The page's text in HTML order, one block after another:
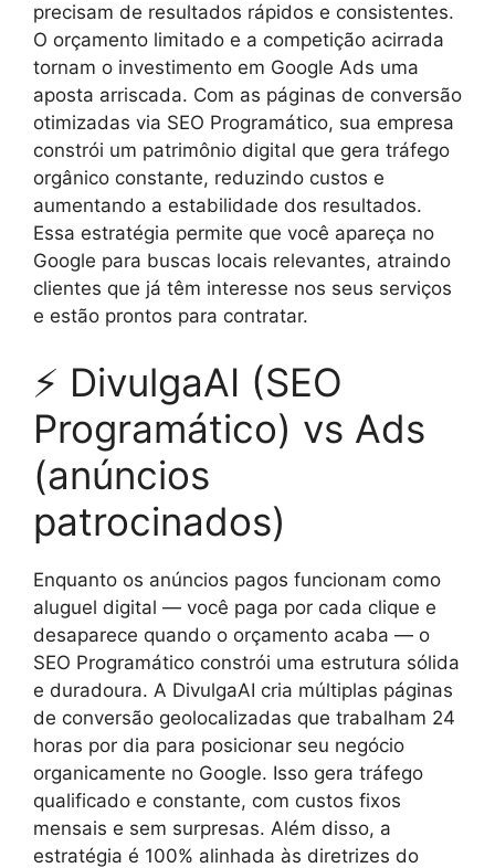
precisam de resultados rápidos e consistentes.
O orçamento limitado e a competição acirrada
tornam o investimento em Google Ads uma
aposta arriscada. Com as páginas de conversão
otimizadas via SEO Programático, sua empresa
constrói um patrimônio digital que gera tráfego
orgânico constante, reduzindo custos e
aumentando a estabilidade dos resultados.
Essa estratégia permite que você apareça no
Google para buscas locais relevantes, atraindo
clientes que já têm interesse nos seus serviços
e estão prontos para contratar.
⚡ DivulgaAI (SEO
Programático) vs Ads
(anúncios
patrocinados)
Enquanto os anúncios pagos funcionam como
aluguel digital — você paga por cada clique e
desaparece quando o orçamento acaba — o
SEO Programático constrói uma estrutura sólida
e duradoura. A DivulgaAI cria múltiplas páginas
de conversão geolocalizadas que trabalham 24
horas por dia para posicionar seu negócio
organicamente no Google. Isso gera tráfego
qualificado e constante, com custos fixos
mensais e sem surpresas. Além disso, a
estratégia é 100% alinhada às diretrizes do